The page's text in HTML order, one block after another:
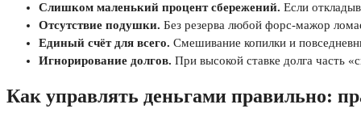
Слишком маленький процент сбережений. Если
Отсутствие подушки. Без резерва любой форс‑мажор
Единый счёт для всего. Смешивание копилки и
Игнорирование долгов. При высокой ставке долга часть
Как управлять деньгами правильно: